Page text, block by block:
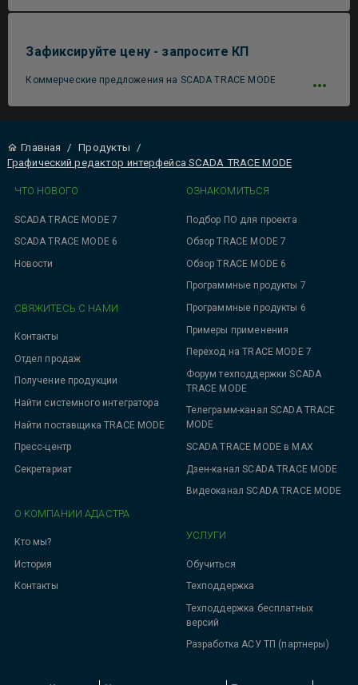
Зафиксируйте цену - запросите КП
Коммерческие предложения на SCADA TRACE MODE
Главная / Продукты
/
Графический редактор интерфейса SCADA TRACE MODE
ЧТО НОВОГО
SCADA TRACE MODE 7
SCADA TRACE MODE 6
Новости
ОЗНАКОМИТЬСЯ
Подбор ПО для проекта
Обзор TRACE MODE 7
Обзор TRACE MODE 6
Программные продукты 7
Программные продукты 6
Примеры применения
Переход на TRACE MODE 7
Форум техподдержки SCADA
TRACE MODE
Телеграмм-канал SCADA TRACE
MODE
SCADA TRACE MODE в MAX
Дзен-канал SCADA TRACE MODE
Видеоканал SCADA TRACE MODE
УСЛУГИ
Обучиться
Техподдержка
Техподдержка бесплатных
версий
Разработка АСУ ТП (партнеры)
СВЯЖИТЕСЬ С НАМИ
Контакты
Отдел продаж
Получение продукции
Найти системного интегратора
Найти поставщика TRACE MODE
Пресс-центр
Секретариат
О КОМПАНИИ АДАСТРА
Кто мы?
История
Контакты